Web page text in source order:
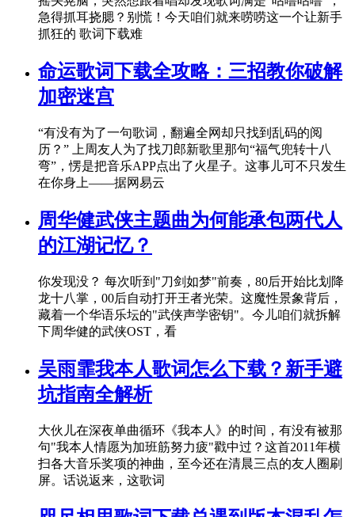
急得抓耳挠腮？别慌！今天咱们就来唠唠这一个让新手
抓狂的 歌词下载难
命运歌词下载全攻略：三招教你破解
加密迷宫
“有没有为了一句歌词，翻遍全网却只找到乱码的阅
历？” 上周友人为了找刀郎新歌里那句“福气兜转十八
弯”，愣是把音乐APP点出了火星子。这事儿可不只发生
在你身上——据网易云
周华健武侠主题曲为何能承包两代人
的江湖记忆？
你发现没？ 每次听到"刀剑如梦"前奏，80后开始比划降
龙十八掌，00后自动打开王者光荣。这魔性景象背后，
藏着一个华语乐坛的"武侠声学密钥"。今儿咱们就拆解
下周华健的武侠OST，看
吴雨霏我本人歌词怎么下载？新手避
坑指南全解析
大伙儿在深夜单曲循环《我本人》的时间，有没有被那
句"我本人情愿为加班筋努力疲"戳中过？这首2011年横
扫各大音乐奖项的神曲，至今还在清晨三点的友人圈刷
屏。话说返来，这歌词